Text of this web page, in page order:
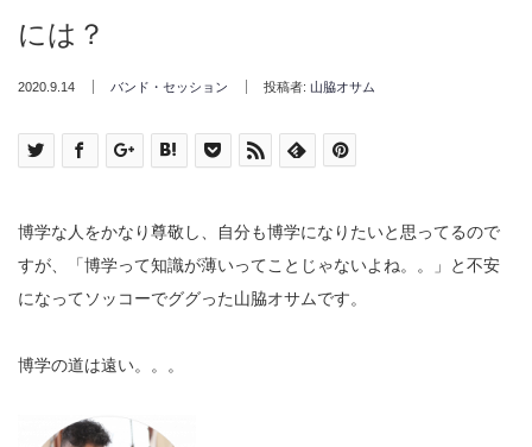
には？
2020.9.14 バンド・セッション 投稿者: 山脇オサム
博学な人をかなり尊敬し、自分も博学になりたいと思ってるので
すが、「博学って知識が薄いってことじゃないよね。。」と不安
になってソッコーでググった山脇オサムです。
博学の道は遠い。。。